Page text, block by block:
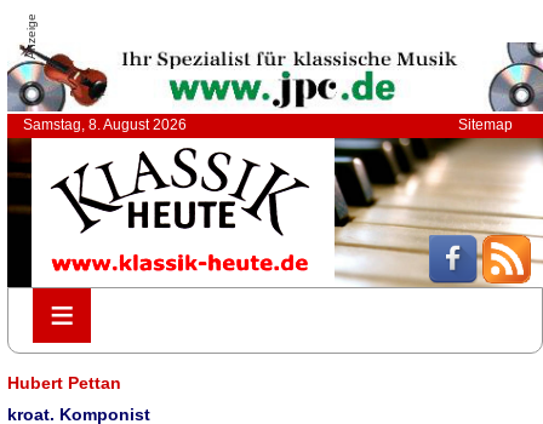
Anzeige
Samstag, 8. August 2026 Sitemap
≡
≡
Hubert Pettan
kroat. Komponist